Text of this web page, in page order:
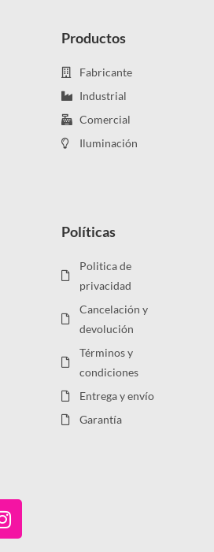
Productos
Fabricante
Industrial
Comercial
Iluminación
Políticas
Politica de
privacidad
Cancelación y
devolución
Términos y
condiciones
Entrega y envío
Garantía
Instagram